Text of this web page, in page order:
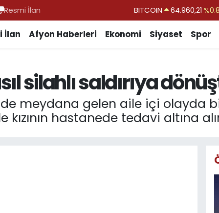
Resmi İlan DOLAR 47,7436
EURO
55,2510
BİST100
13.779 %-
İlan Afyon Haberleri Ekonomi Siyaset Spor
silahlı saldırıya
meydana gelen aile içi olayda
hastanede tedavi altına